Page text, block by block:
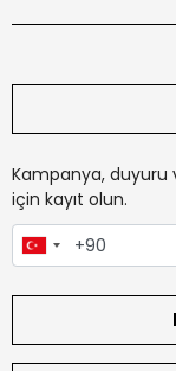
Kampanya, duyuru
için kayıt olun.